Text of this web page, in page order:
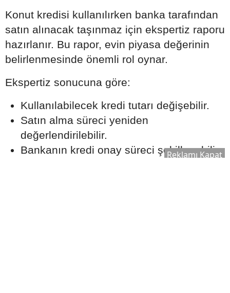
Konut kredisi kullanılırken banka tarafından
satın alınacak taşınmaz için ekspertiz raporu
hazırlanır. Bu rapor, evin piyasa değerinin
belirlenmesinde önemli rol oynar.
Ekspertiz sonucuna göre:
Kullanılabilecek kredi tutarı değişebilir.
Satın alma süreci yeniden
değerlendirilebilir.
Bankanın kredi onay süreci şekillenebilir.
Reklamı Kapat